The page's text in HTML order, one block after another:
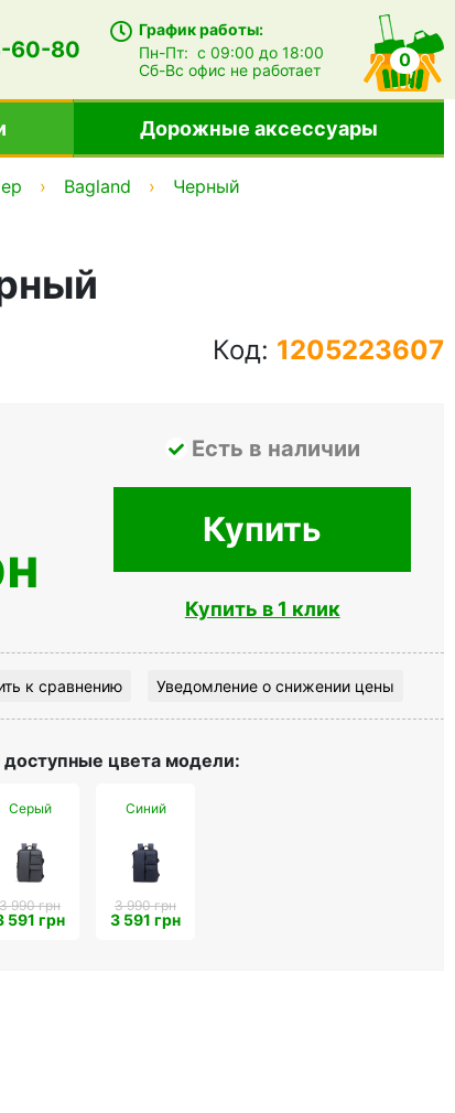
60-80
График работы:
Пн-Пт:с 09:00 до 18:00
Сб-Всофис не работает 0
Дорожные аксессуары
Bagland
Черный
Код: 1205223607
Есть в наличии
Купить
Купить в 1 клик
к сравнению Уведомление о снижении цены
доступные цвета модели:
Серый
3 990 грн
591 грн
Синий
3 990 грн
3 591 грн